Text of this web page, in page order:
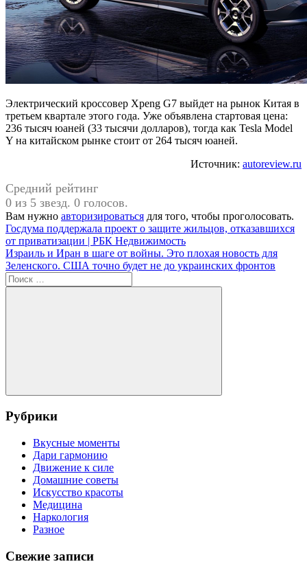
Электрический кроссовер Xpeng G7 выйдет на рынок Китая в
третьем квартале этого года. Уже объявлена стартовая цена:
236 тысяч юаней (33 тысячи долларов), тогда как Tesla Model
Y на китайском рынке стоит от 264 тысяч юаней.
Источник: autoreview.ru
Средний рейтинг
0 из 5 звезд. 0 голосов.
Вам нужно авторизироваться для того, чтобы проголосовать.
Навигация
по
записям
Предыдущая
запись:
Госдума поддержала проект о защите жильцов, отказавшихся
от приватизации | РБК Недвижимость
Следующая
запись:
Израиль и Иран в шаге от войны. Это плохая новость для
Зеленского. США точно будет не до украинских фронтов
Поиск
для:
Поиск
Рубрики
Вкусные моменты
Дари гармонию
Движение к силе
Домашние советы
Искусство красоты
Медицина
Наркология
Разное
Свежие записи